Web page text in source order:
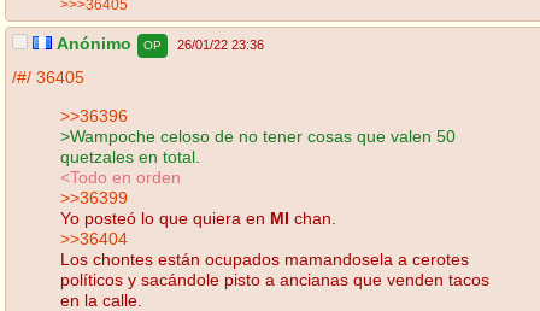
>>>36405
Anónimo OP 26/01/22 23:36
/#/ 36405
>>36396
>Wampoche celoso de no tener cosas que valen 50
quetzales en total.
<Todo en orden
>>36399
Yo posteó lo que quiera en MI chan.
>>36404
Los chontes están ocupados mamandosela a cerotes
políticos y sacándole pisto a ancianas que venden tacos
en la calle.